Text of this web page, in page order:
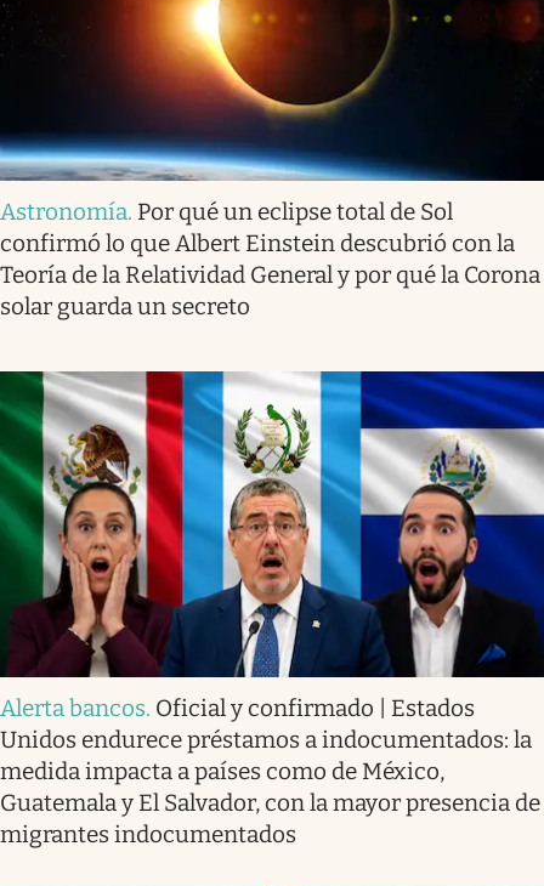
Astronomía. Por qué un eclipse total de Sol
confirmó lo que Albert Einstein descubrió con la
Teoría de la Relatividad General y por qué la Corona
solar guarda un secreto
Alerta bancos. Oficial y confirmado | Estados
Unidos endurece préstamos a indocumentados: la
medida impacta a países como de México,
Guatemala y El Salvador, con la mayor presencia de
migrantes indocumentados